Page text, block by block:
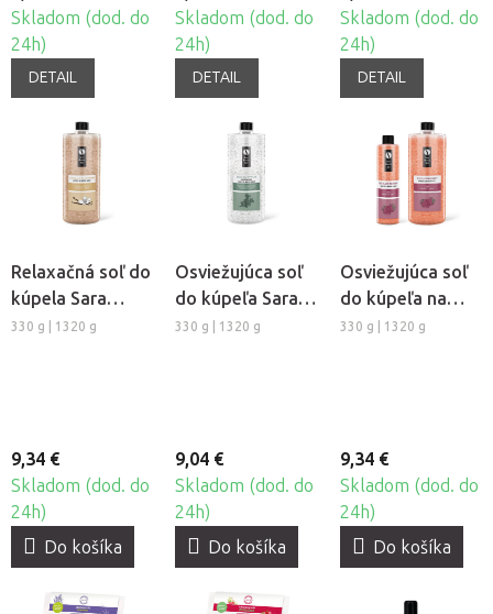
Skladom (dod. do
24h)
DETAIL
Skladom (dod. do
24h)
DETAIL
Skladom (dod. do
24h)
DETAIL
Relaxačná soľ do
kúpela Sara
Beauty Spa -
330 g | 1320 g
9,34 €
Skladom (dod. do
24h)
Do košíka
Osviežujúca soľ
do kúpeľa Sara
Beauty Spa -
330 g | 1320 g
9,04 €
Skladom (dod. do
24h)
Do košíka
Osviežujúca soľ
do kúpeľa na
nohy Sara Beauty
330 g | 1320 g
9,34 €
Skladom (dod. do
24h)
Do košíka